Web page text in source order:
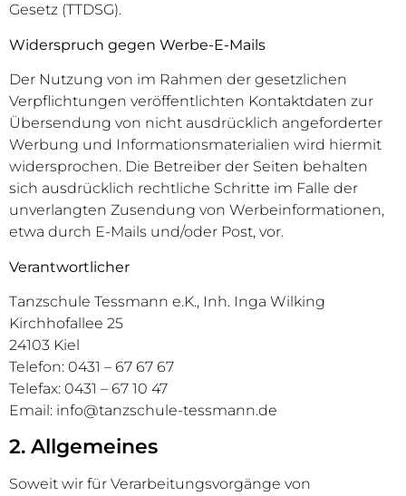
Gesetz (TTDSG).
Widerspruch gegen Werbe-E-Mails
Der Nutzung von im Rahmen der gesetzlichen
Verpflichtungen veröffentlichten Kontaktdaten zur
Übersendung von nicht ausdrücklich angeforderter
Werbung und Informationsmaterialien wird hiermit
widersprochen. Die Betreiber der Seiten behalten
sich ausdrücklich rechtliche Schritte im Falle der
unverlangten Zusendung von Werbeinformationen,
etwa durch E-Mails und/oder Post, vor.
Verantwortlicher
Tanzschule Tessmann e.K., Inh. Inga Wilking
Kirchhofallee 25
24103 Kiel
Telefon: 0431 – 67 67 67
Telefax: 0431 – 67 10 47
Email:​ info@tanzschule-tessmann.de
2. Allgemeines
Soweit wir für Verarbeitungsvorgänge von